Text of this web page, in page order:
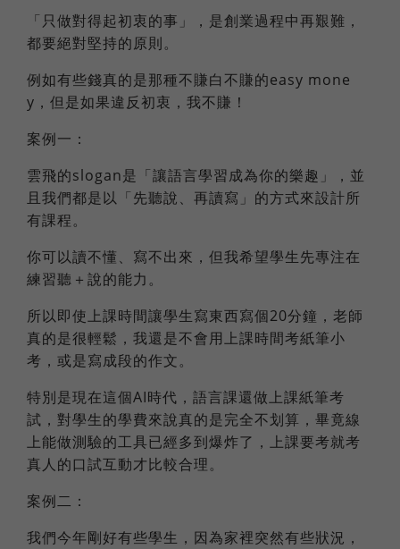
「只做對得起初衷的事」，是創業過程中再艱難，
都要絕對堅持的原則。
例如有些錢真的是那種不賺白不賺的easy mone
y，但是如果違反初衷，我不賺！
案例一：
雲飛的slogan是「讓語言學習成為你的樂趣」，並
且我們都是以「先聽說、再讀寫」的方式來設計所
有課程。
你可以讀不懂、寫不出來，但我希望學生先專注在
練習聽＋說的能力。
所以即使上課時間讓學生寫東西寫個20分鐘，老師
真的是很輕鬆，我還是不會用上課時間考紙筆小
考，或是寫成段的作文。
特別是現在這個AI時代，語言課還做上課紙筆考
試，對學生的學費來說真的是完全不划算，畢竟線
上能做測驗的工具已經多到爆炸了，上課要考就考
真人的口試互動才比較合理。
案例二：
我們今年剛好有些學生，因為家裡突然有些狀況，